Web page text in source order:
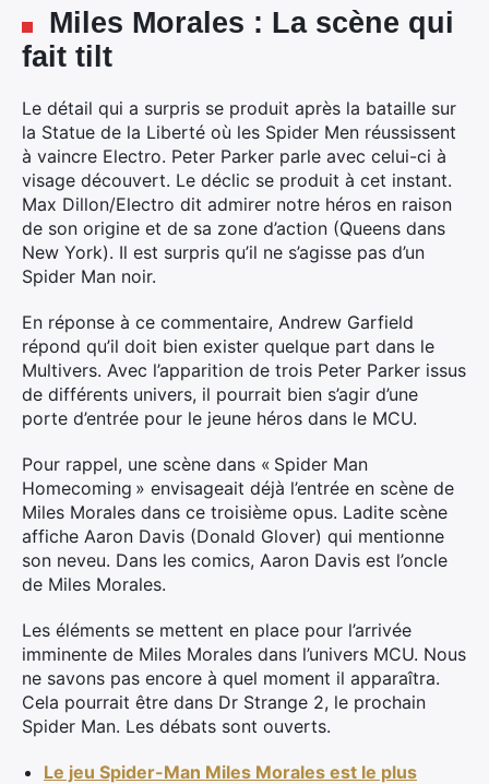
Miles Morales : La scène qui
fait tilt
Le détail qui a surpris se produit après la bataille sur
la Statue de la Liberté où les Spider Men réussissent
à vaincre Electro. Peter Parker parle avec celui-ci à
visage découvert. Le déclic se produit à cet instant.
Max Dillon/Electro dit admirer notre héros en raison
de son origine et de sa zone d’action (Queens dans
New York). Il est surpris qu’il ne s’agisse pas d’un
Spider Man noir.
En réponse à ce commentaire, Andrew Garfield
répond qu’il doit bien exister quelque part dans le
Multivers. Avec l’apparition de trois Peter Parker issus
de différents univers, il pourrait bien s’agir d’une
porte d’entrée pour le jeune héros dans le MCU.
Pour rappel, une scène dans « Spider Man
Homecoming » envisageait déjà l’entrée en scène de
Miles Morales dans ce troisième opus. Ladite scène
affiche Aaron Davis (Donald Glover) qui mentionne
son neveu. Dans les comics, Aaron Davis est l’oncle
de Miles Morales.
Les éléments se mettent en place pour l’arrivée
imminente de Miles Morales dans l’univers MCU. Nous
ne savons pas encore à quel moment il apparaîtra.
Cela pourrait être dans Dr Strange 2, le prochain
Spider Man. Les débats sont ouverts.
Le jeu Spider-Man Miles Morales est le plus
Rechercher
: